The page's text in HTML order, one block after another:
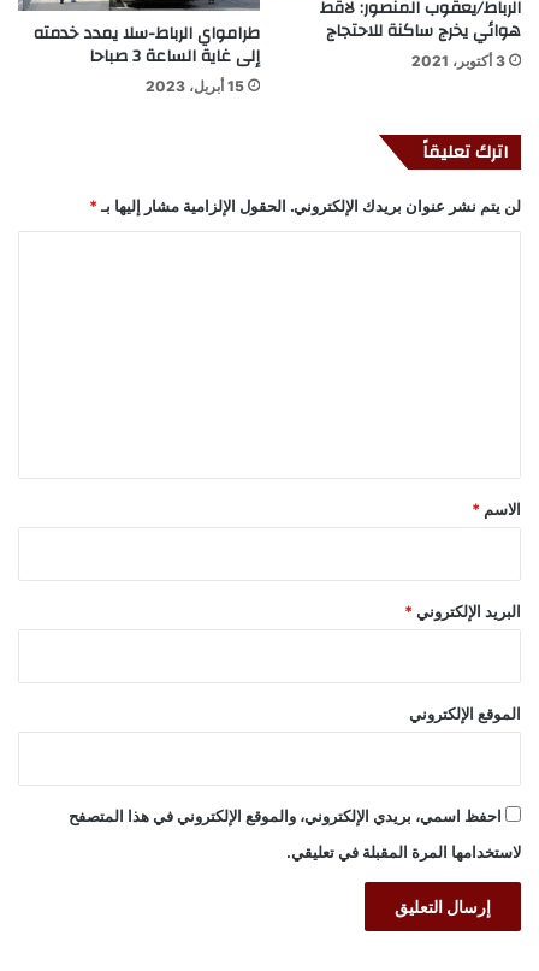
الرباط/يعقوب المنصور: لاقط
هوائي يخرج ساكنة للاحتجاج
3 أكتوبر، 2021
طرامواي الرباط-سلا يمدد خدمته
إلى غاية الساعة 3 صباحا
15 أبريل، 2023
اترك تعليقاً
لن يتم نشر عنوان بريدك الإلكتروني. الحقول الإلزامية مشار إليها بـ *
*
الاسم *
البريد الإلكتروني *
الموقع الإلكتروني
احفظ اسمي، بريدي الإلكتروني، والموقع الإلكتروني في هذا المتصفح
لاستخدامها المرة المقبلة في تعليقي.